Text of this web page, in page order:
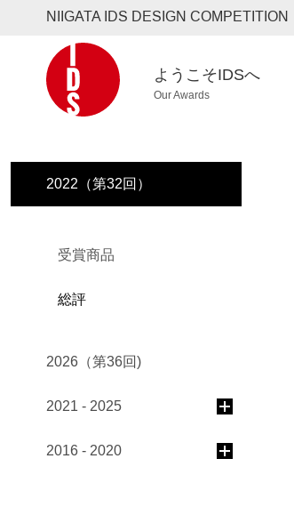
ようこそIDSへ
Our Awards
NIIGATA IDS DESIGN COMPETITION
2022（第32回）
受賞商品
総評
2026（第36回)
2021 - 2025
2016 - 2020